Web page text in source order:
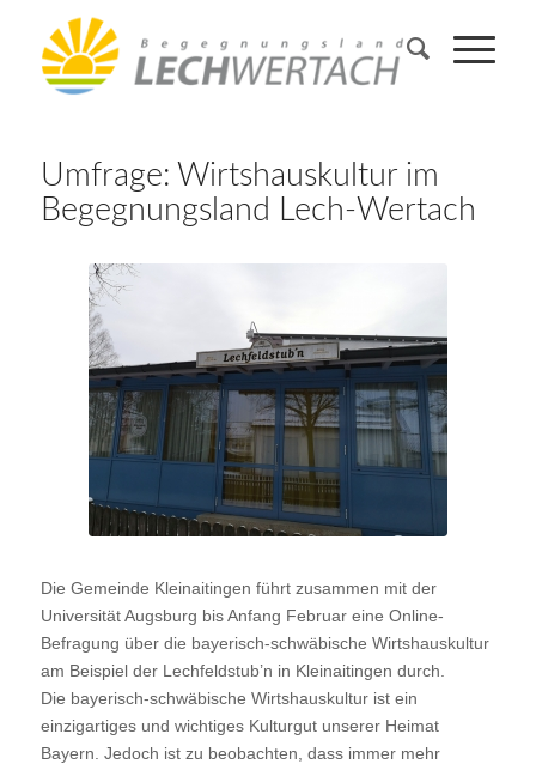
Umfrage: Wirtshauskultur im
Begegnungsland Lech-Wertach
Die Gemeinde Kleinaitingen führt zusammen mit der
Universität Augsburg bis Anfang Februar eine Online-
Befragung über die bayerisch-schwäbische Wirtshauskultur
am Beispiel der Lechfeldstub’n in Kleinaitingen durch.
Die bayerisch-schwäbische Wirtshauskultur ist ein
einzigartiges und wichtiges Kulturgut unserer Heimat
Bayern. Jedoch ist zu beobachten, dass immer mehr